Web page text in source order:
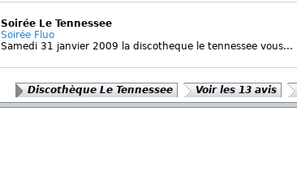
Soirée Le Tennessee
Soirée Fluo
Samedi 31 janvier 2009 la discotheque le tennessee vous...
Discothèque Le Tennessee Voir les 13 avis